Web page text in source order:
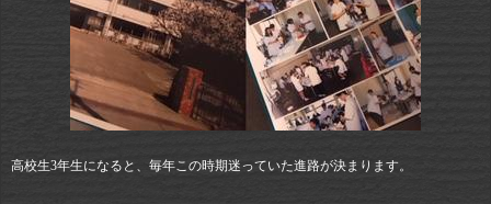
高校生3年生になると、毎年この時期迷っていた進路が決まります。